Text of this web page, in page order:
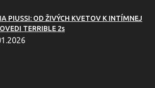
PIUSSI: OD ŽIVÝCH KVETOV K INTÍMNEJ
TERRIBLE 2s